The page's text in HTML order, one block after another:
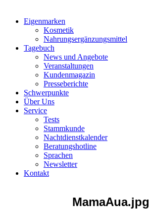
Eigenmarken
Kosmetik
Nahrungsergänzungsmittel
Tagebuch
News und Angebote
Veranstaltungen
Kundenmagazin
Presseberichte
Schwerpunkte
Über Uns
Service
Tests
Stammkunde
Nachtdienstkalender
Beratungshotline
Sprachen
Newsletter
Kontakt
MamaAua.jpg